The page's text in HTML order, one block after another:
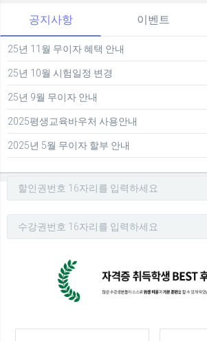
공지사항 이벤트
25년 11월 무이자 혜택 안내
25년 10월 시험일정 변경
25년 9월 무이자 안내
2025평생교육바우처 사용안내
2025년 5월 무이자 할부 안내